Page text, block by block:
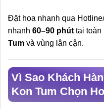
Đặt hoa nhanh qua
nhanh 60–90 phút tại toàn
Tum và vùng lân cận.
Vì Sao Khách
Kon Tum Chọn